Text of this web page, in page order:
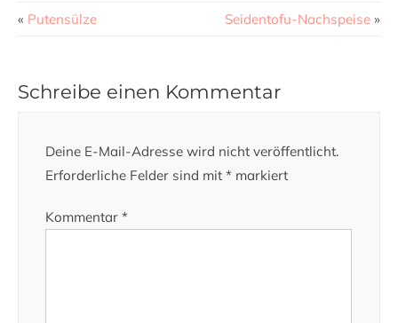
« Putensülze Seidentofu-Nachspeise »
Schreibe einen Kommentar
Deine E-Mail-Adresse wird nicht veröffentlicht.
Erforderliche Felder sind mit * markiert
Kommentar *